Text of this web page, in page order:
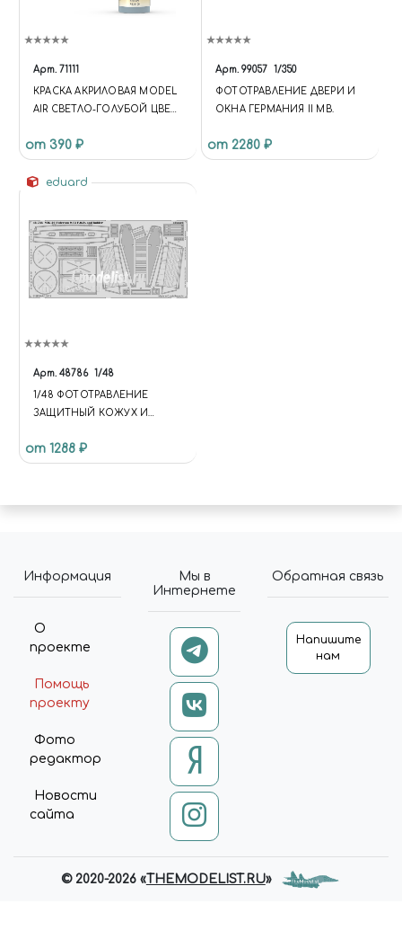
Арт. 71111
КРАСКА АКРИЛОВАЯ MODEL
AIR СВЕТЛО-ГОЛУБОЙ ЦВЕТ
от 390 ₽
Арт. 99057 1/350
ФОТОТРАВЛЕНИЕ ДВЕРИ И
ОКНА ГЕРМАНИЯ II МВ.
от 2280 ₽
eduard
Арт. 48786 1/48
1/48 ФОТОТРАВЛЕНИЕ
ЗАЩИТНЫЙ КОЖУХ И
от 1288 ₽
Информация
О
проекте
Помощь
проекту
Фото
редактор
Новости
сайта
Мы в
Интернете
Обратная связь
Напишите
нам
© 2020-2026 «THEMODELIST.RU»